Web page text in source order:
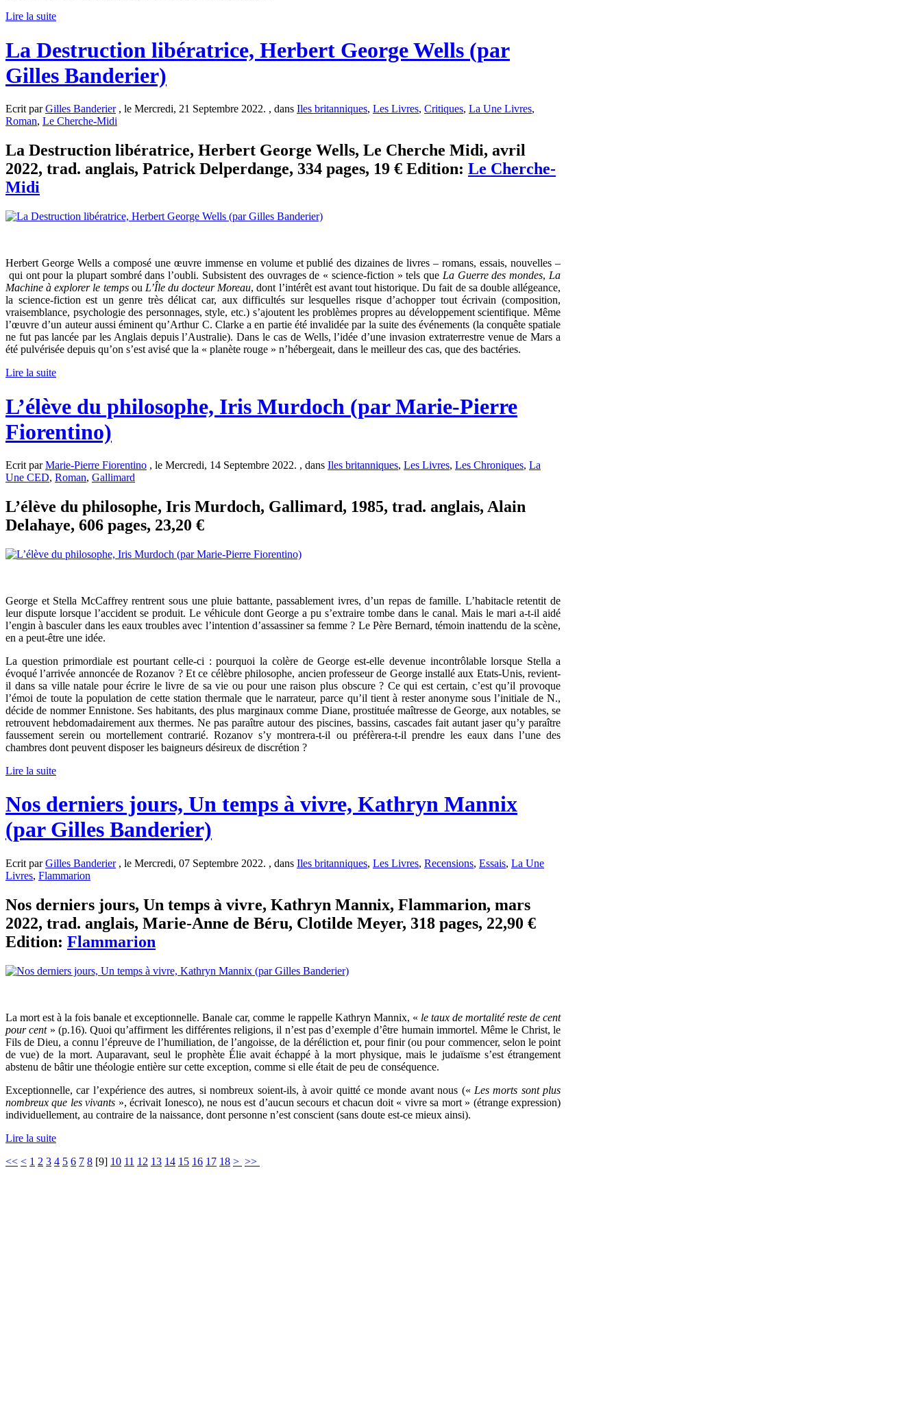
Lire la suite
La Destruction libératrice, Herbert George Wells (par
Gilles Banderier)
Ecrit parGilles Banderier, le Mercredi, 21 Septembre 2022. , dans Iles britanniques, Les Livres, Critiques, La Une Livres,
Roman, Le Cherche-Midi
La Destruction libératrice, Herbert George Wells, Le Cherche Midi, avril
2022, trad. anglais, Patrick Delperdange, 334 pages, 19 € Edition: Le Cherche-
Midi
Herbert George Wells a composé une œuvre immense en volume et publié des dizaines de livres – romans, essais, nouvelles –
qui ont pour la plupart sombré dans l’oubli. Subsistent des ouvrages de « science-fiction » tels que La Guerre des mondes, La
Machine à explorer le temps ou L’Île du docteur Moreau, dont l’intérêt est avant tout historique. Du fait de sa double allégeance,
la science-fiction est un genre très délicat car, aux difficultés sur lesquelles risque d’achopper tout écrivain (composition,
vraisemblance, psychologie des personnages, style, etc.) s’ajoutent les problèmes propres au développement scientifique. Même
l’œuvre d’un auteur aussi éminent qu’Arthur C. Clarke a en partie été invalidée par la suite des événements (la conquête spatiale
ne fut pas lancée par les Anglais depuis l’Australie). Dans le cas de Wells, l’idée d’une invasion extraterrestre venue de Mars a
été pulvérisée depuis qu’on s’est avisé que la « planète rouge » n’hébergeait, dans le meilleur des cas, que des bactéries.
Lire la suite
L’élève du philosophe, Iris Murdoch (par Marie-Pierre
Fiorentino)
Ecrit parMarie-Pierre Fiorentino , le Mercredi, 14 Septembre 2022. , dans Iles britanniques, Les Livres, Les Chroniques, La
Une CED, Roman, Gallimard
L’élève du philosophe, Iris Murdoch, Gallimard, 1985, trad. anglais, Alain
Delahaye, 606 pages, 23,20 €
George et Stella McCaffrey rentrent sous une pluie battante, passablement ivres, d’un repas de famille. L’habitacle retentit de
leur dispute lorsque l’accident se produit. Le véhicule dont George a pu s’extraire tombe dans le canal. Mais le mari a-t-il aidé
l’engin à basculer dans les eaux troubles avec l’intention d’assassiner sa femme ? Le Père Bernard, témoin inattendu de la scène,
en a peut-être une idée.
La question primordiale est pourtant celle-ci : pourquoi la colère de George est-elle devenue incontrôlable lorsque Stella a
évoqué l’arrivée annoncée de Rozanov ? Et ce célèbre philosophe, ancien professeur de George installé aux Etats-Unis, revient-
il dans sa ville natale pour écrire le livre de sa vie ou pour une raison plus obscure ? Ce qui est certain, c’est qu’il provoque
l’émoi de toute la population de cette station thermale que le narrateur, parce qu’il tient à rester anonyme sous l’initiale de N.,
décide de nommer Ennistone. Ses habitants, des plus marginaux comme Diane, prostituée maîtresse de George, aux notables, se
retrouvent hebdomadairement aux thermes. Ne pas paraître autour des piscines, bassins, cascades fait autant jaser qu’y paraître
faussement serein ou mortellement contrarié. Rozanov s’y montrera-t-il ou préfèrera-t-il prendre les eaux dans l’une des
chambres dont peuvent disposer les baigneurs désireux de discrétion ?
Lire la suite
Nos derniers jours, Un temps à vivre, Kathryn Mannix
(par Gilles Banderier)
Ecrit parGilles Banderier, le Mercredi, 07 Septembre 2022. , dans Iles britanniques, Les Livres, Recensions, Essais, La Une
Livres, Flammarion
Nos derniers jours, Un temps à vivre, Kathryn Mannix, Flammarion, mars
2022, trad. anglais, Marie-Anne de Béru, Clotilde Meyer, 318 pages, 22,90 €
Edition: Flammarion
La mort est à la fois banale et exceptionnelle. Banale car, comme le rappelle Kathryn Mannix, « le taux de mortalité reste de cent
pour cent» (p.16). Quoi qu’affirment les différentes religions, il n’est pas d’exemple d’être humain immortel. Même le Christ, le
Fils de Dieu, a connu l’épreuve de l’humiliation, de l’angoisse, de la déréliction et, pour finir (ou pour commencer, selon le point
de vue) de la mort. Auparavant, seul le prophète Élie avait échappé à la mort physique, mais le judaïsme s’est étrangement
abstenu de bâtir une théologie entière sur cette exception, comme si elle était de peu de conséquence.
Exceptionnelle, car l’expérience des autres, si nombreux soient-ils, à avoir quitté ce monde avant nous (« Les morts sont plus
nombreux que les vivants », écrivait Ionesco), ne nous est d’aucun secours et chacun doit « vivre sa mort » (étrange expression)
individuellement, au contraire de la naissance, dont personne n’est conscient (sans doute est-ce mieux ainsi).
Lire la suite
<< < 1 2 3 4 5 6 7 8 [9] 10 11 12 13 14 15 16 17 18 > >>